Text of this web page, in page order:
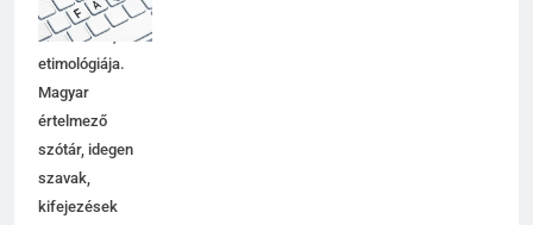
magyarázata,
használata,
etimológiája.
Magyar
értelmező
szótár, idegen
szavak,
kifejezések